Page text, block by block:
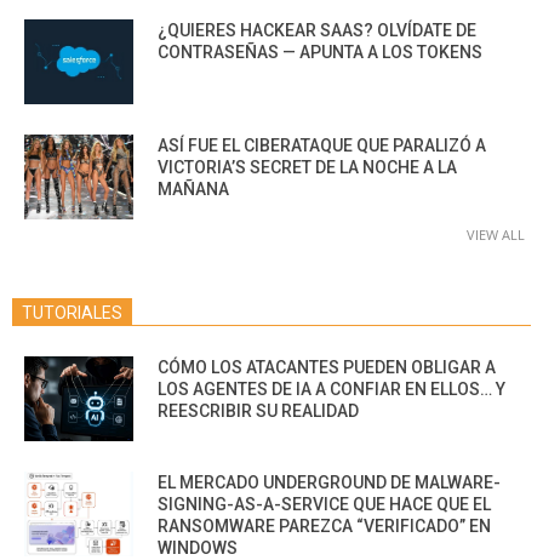
¿QUIERES HACKEAR SAAS? OLVÍDATE DE
CONTRASEÑAS — APUNTA A LOS TOKENS
ASÍ FUE EL CIBERATAQUE QUE PARALIZÓ A
VICTORIA’S SECRET DE LA NOCHE A LA
MAÑANA
VIEW ALL
TUTORIALES
CÓMO LOS ATACANTES PUEDEN OBLIGAR A
LOS AGENTES DE IA A CONFIAR EN ELLOS… Y
REESCRIBIR SU REALIDAD
EL MERCADO UNDERGROUND DE MALWARE-
SIGNING-AS-A-SERVICE QUE HACE QUE EL
RANSOMWARE PAREZCA “VERIFICADO” EN
WINDOWS